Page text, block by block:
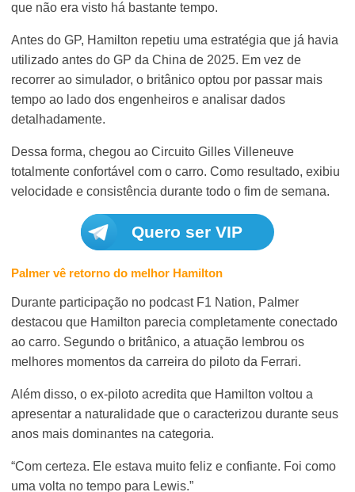
que não era visto há bastante tempo.
Antes do GP, Hamilton repetiu uma estratégia que já havia
utilizado antes do GP da China de 2025. Em vez de
recorrer ao simulador, o britânico optou por passar mais
tempo ao lado dos engenheiros e analisar dados
detalhadamente.
Dessa forma, chegou ao Circuito Gilles Villeneuve
totalmente confortável com o carro. Como resultado, exibiu
velocidade e consistência durante todo o fim de semana.
Quero ser VIP
Palmer vê retorno do melhor Hamilton
Durante participação no podcast F1 Nation, Palmer
destacou que Hamilton parecia completamente conectado
ao carro. Segundo o britânico, a atuação lembrou os
melhores momentos da carreira do piloto da Ferrari.
Além disso, o ex-piloto acredita que Hamilton voltou a
apresentar a naturalidade que o caracterizou durante seus
anos mais dominantes na categoria.
“Com certeza. Ele estava muito feliz e confiante. Foi como
uma volta no tempo para Lewis.”